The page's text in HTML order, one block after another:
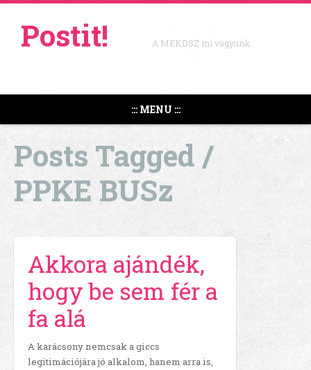
Postit! A MEKDSZ mi vagyunk.
::: MENU :::
Posts Tagged /
PPKE BUSz
Akkora ajándék,
hogy be sem fér a
fa alá
A karácsony nemcsak a giccs
legitimációjára jó alkalom, hanem arra is,